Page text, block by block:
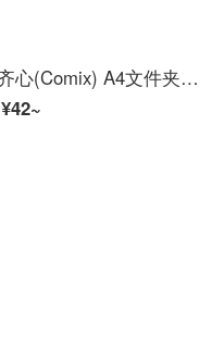
齐心(Comix) A4文件夹 双强力夹 资料夹 蓝色 拼单/凑单/团购 AB600A-W
¥42~